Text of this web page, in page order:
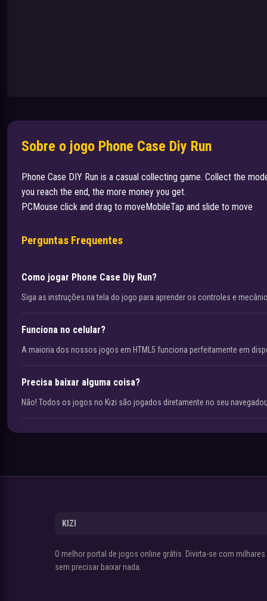
Sobre o jogo Phone Case Diy Run
Phone Case DIY Run is a casual collecting game. Collect the
you reach the end, the more money you get.
PCMouse click and drag to moveMobileTap and slide to move
Perguntas Frequentes
Como jogar Phone Case Diy Run?
Siga as instruções na tela do jogo para aprender os controles e
Funciona no celular?
A maioria dos nossos jogos em HTML5 funciona perfeitamente em
Precisa baixar alguma coisa?
Não! Todos os jogos no Kizi são jogados diretamente no seu
KIZI
O melhor portal de jogos online grátis. Divirta-se com
sem precisar baixar nada.